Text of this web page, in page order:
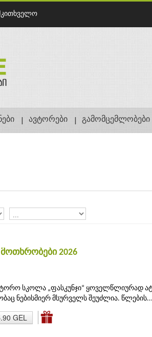
ავტორები გამომცემლობები
2026
სკოლა „ფასკუნჯი“ ყოველწლიურად
ნებისმიერ მსურველს შეუძლია. წლების...
GEL